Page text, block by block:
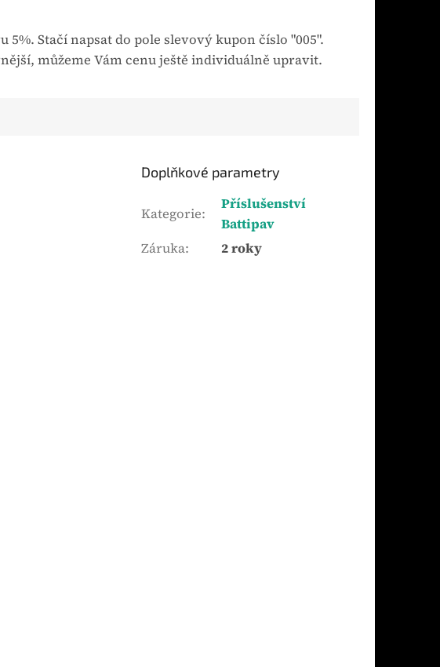
5%. Stačí napsat do pole slevový kupon číslo "005".
můžeme Vám cenu ještě individuálně upravit.
Doplňkové parametry
Kategorie:
Příslušenství
Battipav
Záruka: 2 roky